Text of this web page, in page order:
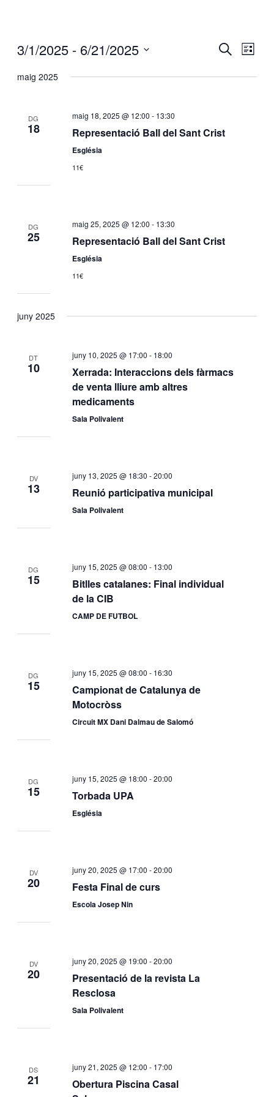
Navegació
i
CERCALLISTA
3/1/2025 - 6/21/2025
una
maig 2025
DG
18
maig 18, 2025 @ 12:00 - 13:30
Representació Ball del Sant Crist
Església
11€
DG
25
maig 25, 2025 @ 12:00 - 13:30
Representació Ball del Sant Crist
Església
11€
juny 2025
DT
10
juny 10, 2025 @ 17:00 - 18:00
Xerrada: Interaccions dels fàrmacs
de venta lliure amb altres
medicaments
Sala Polivalent
DV
13
juny 13, 2025 @ 18:30 -20:00
Reunió participativa municipal
Sala Polivalent
DG
15
juny 15, 2025 @ 08:00 - 13:00
Bitlles catalanes: Final individual
de la CIB
CAMP DE FUTBOL
DG
15
juny 15, 2025 @ 08:00 - 16:30
Campionat de Catalunya de
Motocròss
Circuit MX Dani Dalmau de Salomó
DG
15
juny 15, 2025 @ 18:00 -20:00
Torbada UPA
Església
DV
20
juny 20, 2025 @ 17:00 -20:00
Festa Final de curs
Escola Josep Nin
DV
20
juny 20, 2025 @ 19:00 -20:00
Presentació de la revista La
Resclosa
Sala Polivalent
DS
21
juny 21, 2025 @ 12:00 - 17:00
Obertura Piscina Casal